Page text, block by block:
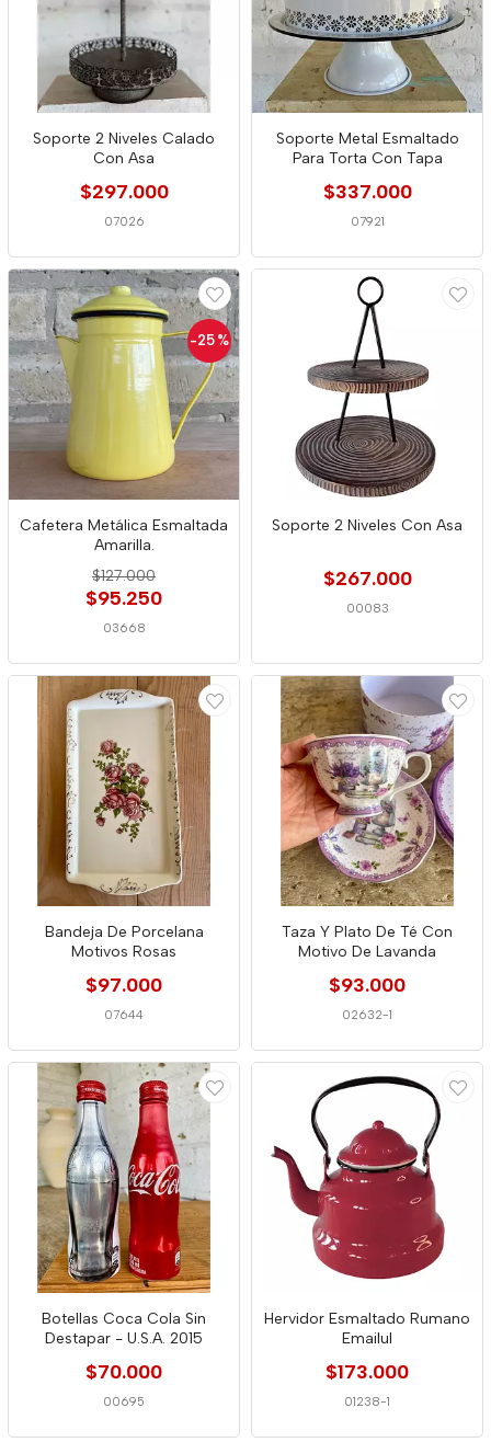
Soporte 2 Niveles Calado
Con Asa
$297.000
07026
Soporte Metal Esmaltado
Para Torta Con Tapa
$337.000
07921
-25 %
Cafetera Metálica Esmaltada
Amarilla.
$127.000
$95.250
03668
Soporte 2 Niveles Con Asa
$267.000
00083
Bandeja De Porcelana
Motivos Rosas
$97.000
07644
Taza Y Plato De Té Con
Motivo De Lavanda
$93.000
02632-1
Botellas Coca Cola Sin
Destapar - U.S.A. 2015
$70.000
00695
Hervidor Esmaltado Rumano
Emailul
$173.000
01238-1